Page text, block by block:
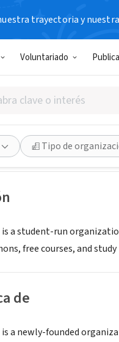
trayectoria y
Voluntariado Publica
Tipo de
XA, India
Compartir
is a student-run
free courses, and
de
is a newly-founded